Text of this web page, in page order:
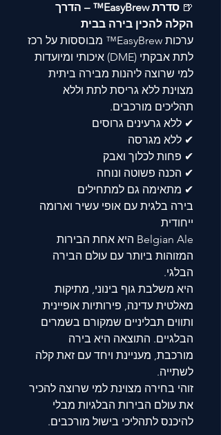
🍺
סדרת EasyBrew™ – הדרך
הקלה להכין בירה בבית
ערכות EasyBrew™ מבוססות על רכז
לתת אבקתי (DME) איכותי ומיועדות
למי שרוצה ליהנות מבירה ביתית
מצוינת ללא גריסת לתת וללא
תהליכים מורכבים.
✔ ללא גרעינים גרוסים
✔ ללא מגרסה
✔ פחות לכלוך ואבק
✔ הכנה פשוטה ונוחה
✔ מתאימה גם למתחילים
בירה בלגית עם אופי עשיר וארומה
ייחודית
Belgian Ale היא אחת הבירות
המזוהות ביותר עם עולם הבירה
הבלגי.
היא משלבת גוף בינוני, מתיקות
מאלטית עדינה, פירותיות אופיינית
ותווים תבליניים שמקורם בשמרים
הבלגיים. התוצאה היא בירה
מורכבת, מעניינת ויחד עם זאת קלה
לשתייה.
זוהי בחירה מצוינת למי שרוצה להכיר
את עולם הבירות הבלגיות מבלי
להיכנס לתהליכי בישול מורכבים.